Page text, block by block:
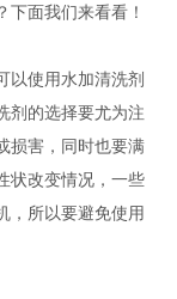
下面我们来看看！
使用水加清洗剂
剂的选择要尤为注
损害，同时也要满
状改变情况，一些
，所以要避免使用